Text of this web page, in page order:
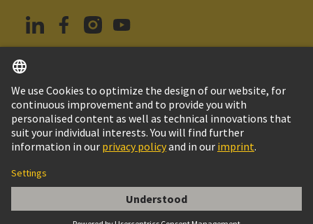
Türkiye Türkçe
© HARTING Technology Group
Imprint